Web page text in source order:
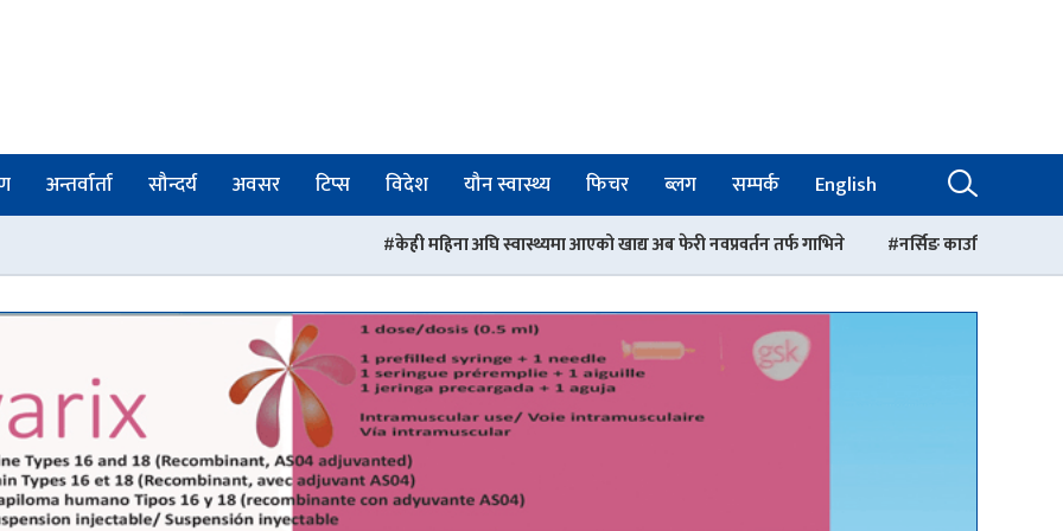
अन्तर्वार्ता सौन्दर्य अवसर टिप्स विदेश यौन स्वास्थ्य फिचर ब्लग सम्पर्क English
केही महिना अघि स्वास्थ्यमा आएको खाद्य अब फेरी नवप्रवर्तन तर्फ गाभिने नर्सिङ काउन्सिलको अध्यक्षमा सकुन्तला प्रजापति